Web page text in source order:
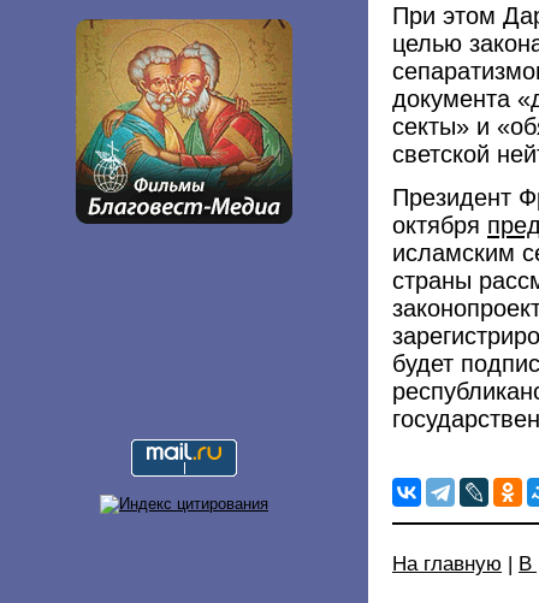
При этом
целью
документа
секты» и
светской
Президент
октября
исламским
страны
будет
На главную | В